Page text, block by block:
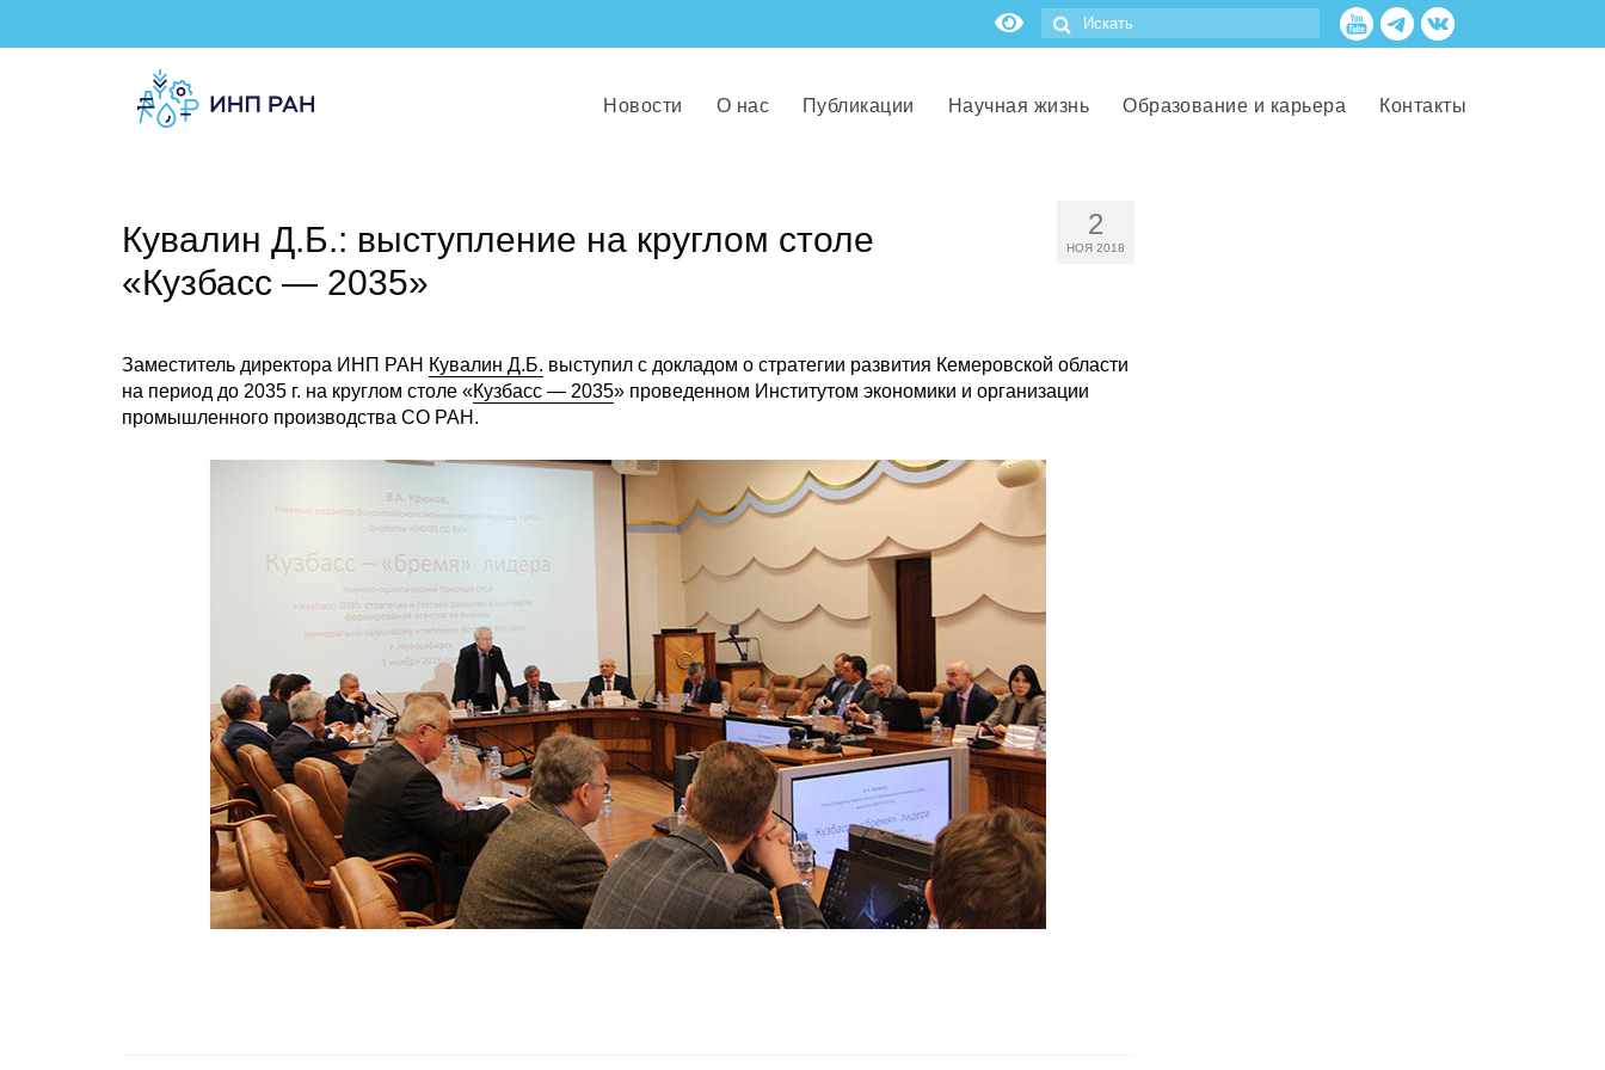
Новости О нас Публикации Научная жизнь Образование и карьера Контакты
2
НОЯ 2018
Кувалин Д.Б.: выступление на круглом столе
«Кузбасс — 2035»
Заместитель директора ИНП РАН Кувалин Д.Б. выступил с докладом о стратегии развития Кемеровской области
на период до 2035 г. на круглом столе «Кузбасс — 2035» проведенном Институтом экономики и организации
промышленного производства СО РАН.